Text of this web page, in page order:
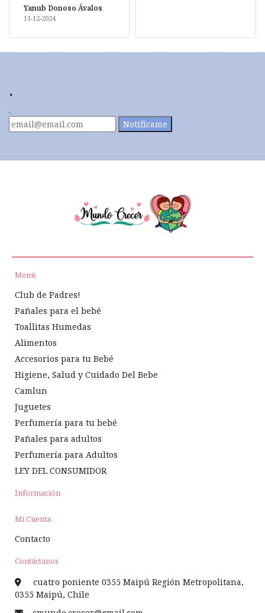
Yanub Donoso Ávalos
11-12-2024
.
.
Notifícame
Menú
Club de Padres!
Pañales para el bebé
Toallitas Humedas
Alimentos
Accesorios para tu Bebé
Higiene, Salud y Cuidado Del Bebe
Camlun
Juguetes
Perfumería para tu bebé
Pañales para adultos
Perfumería para Adultos
LEY DEL CONSUMIDOR
Información
Mi Cuenta
Contacto
Contáctanos
cuatro poniente 0355 Maipú Región Metropolitana,
0355 Maipú, Chile